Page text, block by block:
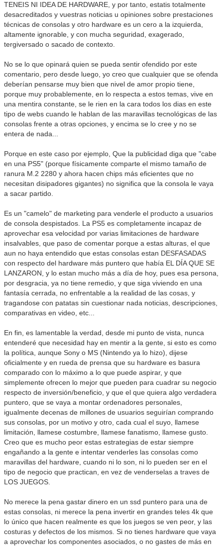
TENEIS NI IDEA DE HARDWARE, y por tanto, estatis totalmente
desacreditados y vuestras noticias u opiniones sobre prestaciones
técnicas de consolas y otro hardware es un cero a la izquierda,
altamente ignorable, y con mucha seguridad, exagerado,
tergiversado o sacado de contexto.
No se lo que opinará quien se pueda sentir ofendido por este
comentario, pero desde luego, yo creo que cualquier que se ofenda
deberían pensarse muy bien que nivel de amor propio tiene,
porque muy probablemente, en lo respecta a estos temas, vive en
una mentira constante, se le rien en la cara todos los dias en este
tipo de webs cuando le hablan de las maravillas tecnológicas de las
consolas frente a otras opciones, y encima se lo cree y no se
entera de nada...
Porque en este caso por ejemplo, Que la publicidad diga que "cabe
en una PS5" (porque físicamente comparte el mismo tamaño de
ranura M.2 2280 y ahora hacen chips más eficientes que no
necesitan disipadores gigantes) no significa que la consola le vaya
a sacar partido.
Es un "camelo" de marketing para venderle el producto a usuarios
de consola despistados. La PS5 es completamente incapaz de
aprovechar esa velocidad por varias limitaciones de hardware
insalvables, que paso de comentar porque a estas alturas, el que
aun no haya entendido que estas consolas estan DESFASADAS
con respecto del hardware más puntero que había EL DÍA QUE SE
LANZARON, y lo estan mucho más a día de hoy, pues esa persona,
por desgracia, ya no tiene remedio, y que siga viviendo en una
fantasía cerrada, no enfrentable a la realidad de las cosas, y
tragandose con patatas sin cuestionar nada noticias, descripciones,
comparativas en video, etc...
En fin, es lamentable la verdad, desde mi punto de vista, nunca
entenderé que necesidad hay en mentir a la gente, si esto es como
la política, aunque Sony o MS (Nintendo ya lo hizo), dijese
oficialmente y en rueda de prensa que su hardware es basura
comparado con lo máximo a lo que puede aspirar, y que
simplemente ofrecen lo mejor que pueden para cuadrar su negocio
respecto de inversión/beneficio, y que el que quiera algo verdadera
puntero, que se vaya a montar ordenadores personales,
igualmente decenas de millones de usuarios seguirían comprando
sus consolas, por un motivo y otro, cada cual el suyo, llamese
limitación, llamese costumbre, llamese fanatismo, llamese gusto.
Creo que es mucho peor estas estrategias de estar siempre
engañando a la gente e intentar venderles las consolas como
maravillas del hardware, cuando ni lo son, ni lo pueden ser en el
tipo de negocio que practican, en vez de venderselas a traves de
LOS JUEGOS.
No merece la pena gastar dinero en un ssd puntero para una de
estas consolas, ni merece la pena invertir en grandes teles 4k que
lo único que hacen realmente es que los juegos se ven peor, y las
costuras y defectos de los mismos. Si no tienes hardware que vaya
a aprovechar los componentes asociados, o no gastes de más en